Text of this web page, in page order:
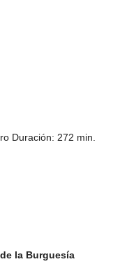
Duración: 272 min.
la Burguesí­a